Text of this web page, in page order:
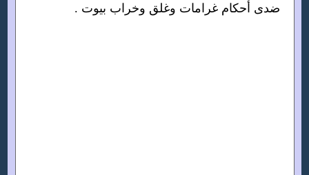
ضدى أحكام غرامات وغلق وخراب بيوت .